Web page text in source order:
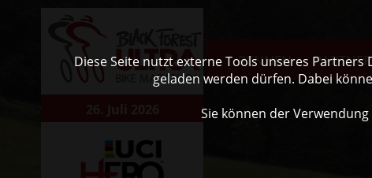
RENNEN PARTNER
Diese Seite nutzt externe Tools unseres
geladen werden dürfen. Dabei
Sie können der